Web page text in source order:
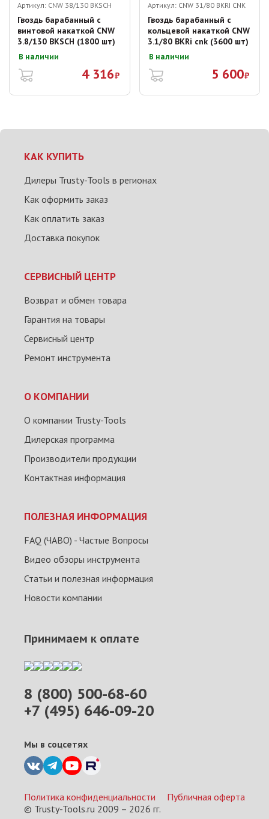
Артикул: CNW 38/130 BKSCH
Гвоздь барабанный с
винтовой накаткой CNW
3.8/130 BKSCH (1800 шт)
В наличии
4 316₽
Артикул: CNW 31/80 BKRI CNK
Гвоздь барабанный с
кольцевой накаткой CNW
3.1/80 BKRi cnk (3600 шт)
В наличии
5 600₽
КАК КУПИТЬ
Дилеры Trusty-Tools в регионах
Как оформить заказ
Как оплатить заказ
Доставка покупок
СЕРВИСНЫЙ ЦЕНТР
Возврат и обмен товара
Гарантия на товары
Сервисный центр
Ремонт инструмента
О КОМПАНИИ
О компании Trusty-Tools
Дилерская программа
Производители продукции
Контактная информация
ПОЛЕЗНАЯ ИНФОРМАЦИЯ
FAQ (ЧАВО) - Частые Вопросы
Видео обзоры инструмента
Статьи и полезная информация
Новости компании
8 (800) 500-68-60
+7 (495) 646-09-20
Мы в соцсетях
Принимаем к оплате
Политика конфиденциальности
Публичная оферта
© Trusty-Tools.ru 2009 – 2026 гг.